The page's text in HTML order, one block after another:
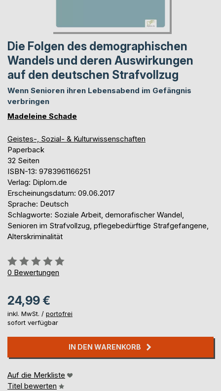
Die Folgen des demographischen
Wandels und deren Auswirkungen
auf den deutschen Strafvollzug
Wenn Senioren ihren Lebensabend im Gefängnis
verbringen
Madeleine Schade
Geistes-, Sozial- & Kulturwissenschaften
Paperback
32 Seiten
ISBN-13: 9783961166251
Verlag: Diplom.de
Erscheinungsdatum: 09.06.2017
Sprache: Deutsch
Schlagworte: Soziale Arbeit, demorafischer Wandel,
Senioren im Strafvollzug, pflegebedürftige Strafgefangene,
Alterskriminalität
Bewertung::
0%
0 Bewertungen
24,99 €
inkl. MwSt. / portofrei
sofort verfügbar
IN DEN WARENKORB
Auf die Merkliste
Titel bewerten